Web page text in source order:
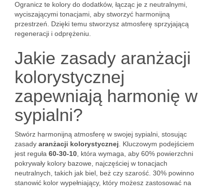
Ogranicz te kolory do dodatków, łącząc je z neutralnymi,
wyciszającymi tonacjami, aby stworzyć harmonijną
przestrzeń. Dzięki temu stworzysz atmosferę sprzyjającą
regeneracji i odprężeniu.
Jakie zasady aranżacji
kolorystycznej
zapewniają harmonię w
sypialni?
Stwórz harmonijną atmosferę w swojej sypialni, stosując
zasady aranżacji kolorystycznej . Kluczowym podejściem
jest reguła 60-30-10 , która wymaga, aby 60% powierzchni
pokrywały kolory bazowe, najczęściej w tonacjach
neutralnych, takich jak biel, beż czy szarość. 30% powinno
stanowić kolor wypełniający, który możesz zastosować na